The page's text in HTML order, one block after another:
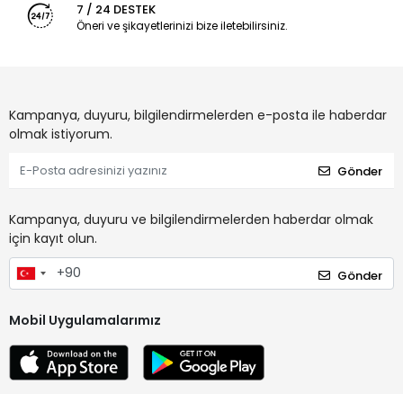
7 / 24 DESTEK
Öneri ve şikayetlerinizi bize iletebilirsiniz.
Kampanya, duyuru, bilgilendirmelerden e-posta ile haberdar
olmak istiyorum.
Gönder
Kampanya, duyuru ve bilgilendirmelerden haberdar olmak
için kayıt olun.
Gönder
Mobil Uygulamalarımız